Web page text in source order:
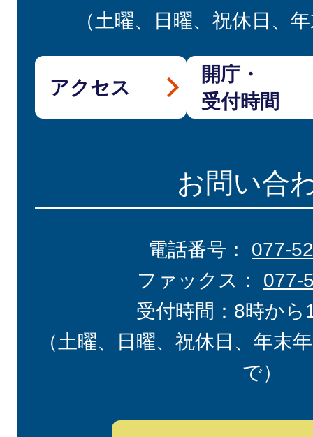
（土曜、日曜、祝休日、
アクセス
開庁・
受付時間
お問い合
電話番号： 077-
ファックス： 077-
受付時間：8時から
（土曜、日曜、祝休日、年末
で）